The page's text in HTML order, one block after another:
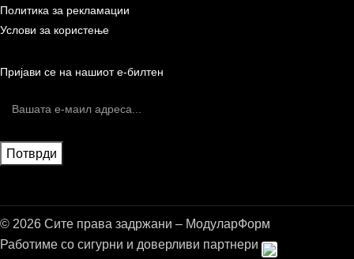
Политика за рекламации
Услови за користење
Пријави се на нашиот е-билтен
© 2026 Сите права задржани – МодуларФорм
Работиме со сигурни и доверливи партнери